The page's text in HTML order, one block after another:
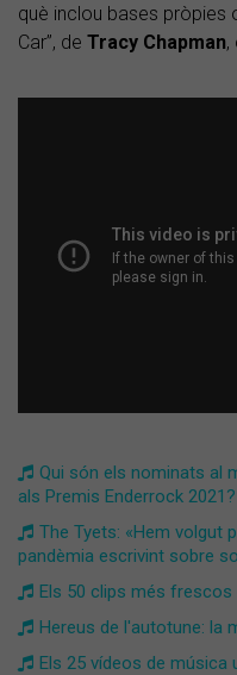
què inclou bases pròpies
Car”, de Tracy Chapman,
Qui són els nominats al
als Premis Enderrock 2021?
The Tyets: «Hem volgut
pandèmia escrivint sobre
Els 50 clips més frescos
Hereus de l'autotune: la
Els 25 vídeos de música